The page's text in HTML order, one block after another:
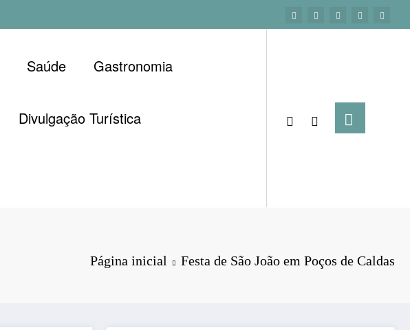
Saúde Gastronomia
Divulgação Turística
Página inicial Festa de São João em Poços de Caldas